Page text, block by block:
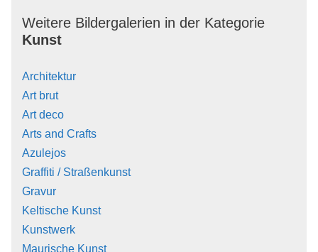
Weitere Bildergalerien in der Kategorie
Kunst
Architektur
Art brut
Art deco
Arts and Crafts
Azulejos
Graffiti / Straßenkunst
Gravur
Keltische Kunst
Kunstwerk
Maurische Kunst